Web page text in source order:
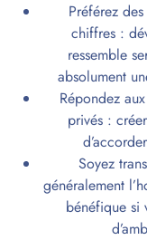
Préférez
chiffres :
ressemble
absolument
Répondez
privés :
Soyez
généralement
bénéfique si